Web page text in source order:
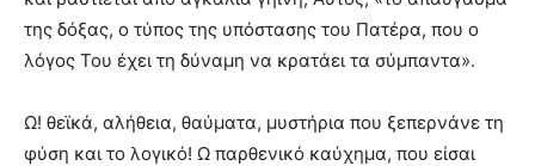
της δόξας, ο τύπος της υπόστασης του Πατέρα, που ο
λόγος Του έχει τη δύναμη να κρατάει τα σύμπαντα».
Ω! θεϊκά, αλήθεια, θαύματα, μυστήρια που ξεπερνάνε τη
φύση και το λογικό! Ω παρθενικό καύχημα, που είσαι